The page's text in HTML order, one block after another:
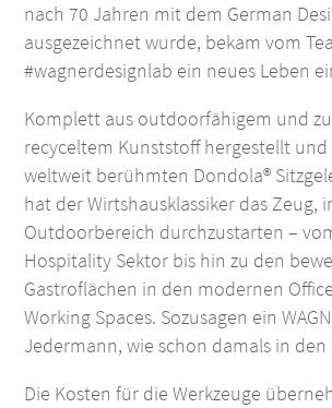
nach 70 Jahren mit dem German
ausgezeichnet wurde, bekam vom
#wagnerdesignlab ein neues Leben
Komplett aus outdoorfähigem und
recyceltem Kunststoff hergestellt
weltweit berühmten Dondola®
hat der Wirtshausklassiker das Zeug,
Outdoorbereich durchzustarten –
Hospitality Sektor bis hin zu den
Gastroflächen in den modernen
Working Spaces. Sozusagen ein
Jedermann, wie schon damals in den
Die Kosten für die Werkzeuge